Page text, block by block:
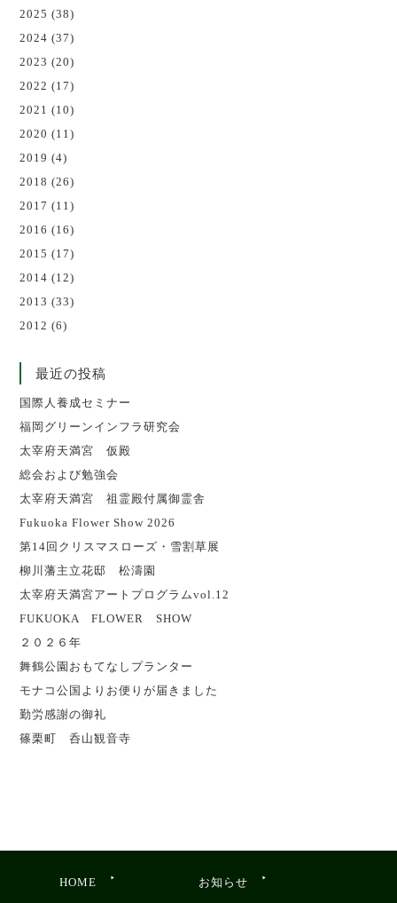
2025 (38)
2024 (37)
2023 (20)
2022 (17)
2021 (10)
2020 (11)
2019 (4)
2018 (26)
2017 (11)
2016 (16)
2015 (17)
2014 (12)
2013 (33)
2012 (6)
最近の投稿
国際人養成セミナー
福岡グリーンインフラ研究会
太宰府天満宮 仮殿
総会および勉強会
太宰府天満宮 祖霊殿付属御霊舎
Fukuoka Flower Show 2026
第14回クリスマスローズ・雪割草展
柳川藩主立花邸 松濤園
太宰府天満宮アートプログラムvol.12
FUKUOKA FLOWER SHOW
２０２６年
舞鶴公園おもてなしプランター
モナコ公国よりお便りが届きました
勤労感謝の御礼
篠栗町 呑山観音寺
HOME お知らせ